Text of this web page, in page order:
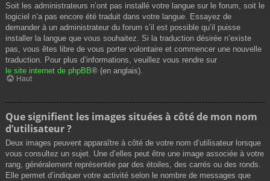
Soit les administrateurs n’ont pas installé votre langue sur le forum, soit le
logiciel n’a pas encore été traduit dans votre langue. Essayez de
demander à un administrateur du forum s’il est possible qu’il puisse
installer la langue que vous souhaitez. Si la traduction désirée n’existe
pas, vous êtes libre de vous porter volontaire et commencer une nouvelle
traduction. Pour plus d’informations, veuillez vous rendre sur
le site internet de phpBB® (en anglais).
Haut
Que signifient les images situées à côté de mon nom
d’utilisateur ?
Deux images peuvent apparaître à côté de votre nom d’utilisateur lorsque
vous consultez un sujet. Une d’elles peut être une image associée à votre
rang, généralement représentée par des étoiles, des carrés ou des ronds.
Elle permet d’indiquer votre activité selon le nombre de messages que